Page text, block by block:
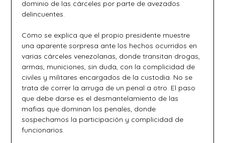
dominio de las cárceles por parte de avezados
delincuentes.
Cómo se explica que el propio presidente muestre
una aparente sorpresa ante los hechos ocurridos en
varias cárceles venezolanas, donde transitan drogas,
armas, municiones, sin duda, con la complicidad de
civiles y militares encargados de la custodia. No se
trata de correr la arruga de un penal a otro. El paso
que debe darse es el desmantelamiento de las
mafias que dominan los penales, donde
sospechamos la participación y complicidad de
funcionarios.